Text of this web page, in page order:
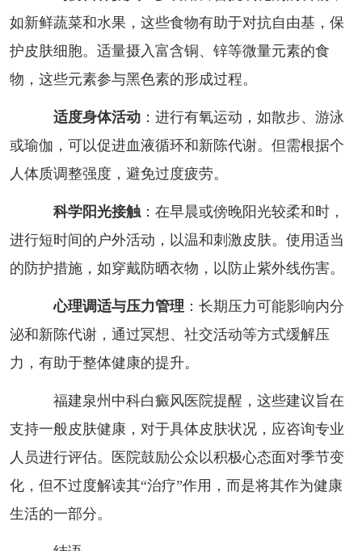
如新鲜蔬菜和水果，这些食物有助于对抗自由基，保
护皮肤细胞。适量摄入富含铜、锌等微量元素的食
物，这些元素参与黑色素的形成过程。
适度身体活动：进行有氧运动，如散步、游泳
或瑜伽，可以促进血液循环和新陈代谢。但需根据个
人体质调整强度，避免过度疲劳。
科学阳光接触：在早晨或傍晚阳光较柔和时，
进行短时间的户外活动，以温和刺激皮肤。使用适当
的防护措施，如穿戴防晒衣物，以防止紫外线伤害。
心理调适与压力管理 ：长期压力可能影响内分
泌和新陈代谢，通过冥想、社交活动等方式缓解压
力，有助于整体健康的提升。
福建泉州中科白癜风医院提醒，这些建议旨在
支持一般皮肤健康，对于具体皮肤状况，应咨询专业
人员进行评估。医院鼓励公众以积极心态面对季节变
化，但不过度解读其“治疗”作用，而是将其作为健康
生活的一部分。